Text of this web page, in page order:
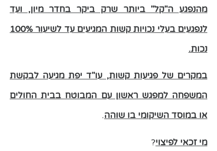
מהנפגע ה"קל" ביותר שרק ביקר בחדר מיון, ועד
לנפגעים בעלי נכויות קשות המגיעים עד לשיעור 100%
נכות.
במקרים של פגיעות קשות, עו"ד יפת מגיעה לבקשת
המשפחה למפגש ראשון עם המבוטח בבית החולים
או במוסד השיקומי בו שוהה.
מי זכאי לפיצוי?